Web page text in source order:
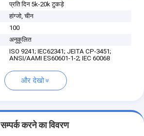
प्रति दिन 5k-20k टुकड़े
हांग्जो, चीन
100
अनुकूलित
ISO 9241; IEC62341; JEITA CP-3451;
ANSI/AAMI ES60601-1-2; IEC 60068
और देखो
सम्पर्क करने का विवरण